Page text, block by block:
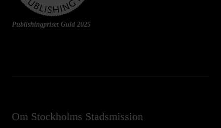
Publishingpriset Guld 2025
Om Stockholms Stadsmission